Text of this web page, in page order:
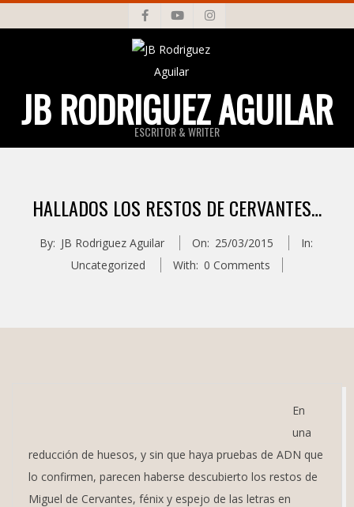
to
JB RODRIGUEZ AGUILAR
ESCRITOR & WRITER
MenuHALLADOS LOS RESTOS DE CERVANTES…
By: JB Rodriguez Aguilar On: 25/03/2015
In:
Uncategorized
With: 0 Comments
En
una
reducción de huesos, y sin que haya pruebas de ADN que
lo confirmen, parecen haberse descubierto los restos de
Miguel de Cervantes, fénix y espejo de las letras en